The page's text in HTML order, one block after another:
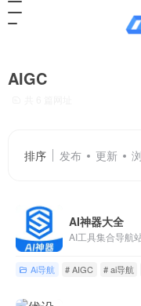
AIGC
排序 发布 更新
AI神器大全
AI工具集合导航
Ai导航 # AIGC # ai导航